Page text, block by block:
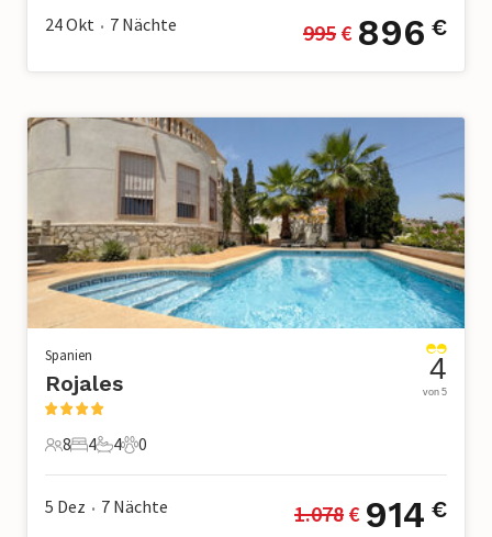
24 Okt • 7 Nächte 995 € 896 €
Spanien
Rojales
8 Gäste
8
4 Schlafzimmer
4
4 Badezimmer
4
0 Haustiere
0
4
von 5
5 Dez • 7 Nächte 1.078 € 914 €